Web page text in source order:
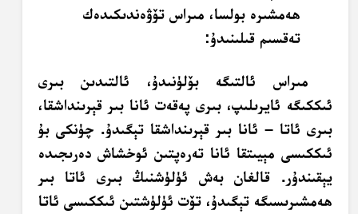
ھەمشىرە بولسا، مىراس تۆۋەندىكىدەك
تەقسىم قىلىنىدۇ:
مىراس ئالتىگە بۆلۈنىدۇ، ئالتىدىن بىرى
ئىككىگە ئايرىلىپ، بىرى پەقەت ئانا بىر قېرىنداشقا،
بىرى ئاتا – ئانا بىر قېرىنداشقا تېگىدۇ. چۈنكى بۇ
ئىككىسى مېيىتقا ئانا تەرەپتىن ئوخشاش دەرىجىدە
يېقىندۇر. قالغان بەش ئۈلۈشنىڭ بىرى ئاتا بىر
ھەمشىرىسىگە تېگىدۇ، تۆت ئۈلۈشتىن ئىككىسى ئاتا